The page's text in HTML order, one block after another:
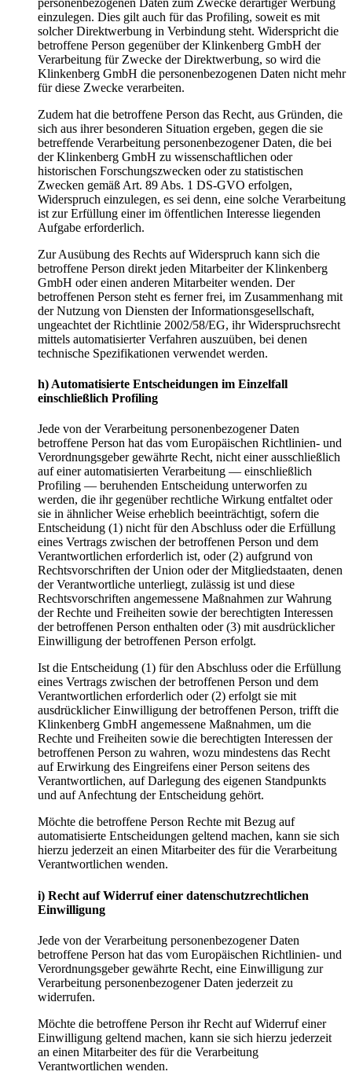
personenbezogenen Daten zum Zwecke derartiger Werbung
einzulegen. Dies gilt auch für das Profiling, soweit es mit
solcher Direktwerbung in Verbindung steht. Widerspricht die
betroffene Person gegenüber der Klinkenberg GmbH der
Verarbeitung für Zwecke der Direktwerbung, so wird die
Klinkenberg GmbH die personenbezogenen Daten nicht mehr
für diese Zwecke verarbeiten.
Zudem hat die betroffene Person das Recht, aus Gründen, die
sich aus ihrer besonderen Situation ergeben, gegen die sie
betreffende Verarbeitung personenbezogener Daten, die bei
der Klinkenberg GmbH zu wissenschaftlichen oder
historischen Forschungszwecken oder zu statistischen
Zwecken gemäß Art. 89 Abs. 1 DS-GVO erfolgen,
Widerspruch einzulegen, es sei denn, eine solche Verarbeitung
ist zur Erfüllung einer im öffentlichen Interesse liegenden
Aufgabe erforderlich.
Zur Ausübung des Rechts auf Widerspruch kann sich die
betroffene Person direkt jeden Mitarbeiter der Klinkenberg
GmbH oder einen anderen Mitarbeiter wenden. Der
betroffenen Person steht es ferner frei, im Zusammenhang mit
der Nutzung von Diensten der Informationsgesellschaft,
ungeachtet der Richtlinie 2002/58/EG, ihr Widerspruchsrecht
mittels automatisierter Verfahren auszuüben, bei denen
technische Spezifikationen verwendet werden.
h) Automatisierte Entscheidungen im Einzelfall
einschließlich Profiling
Jede von der Verarbeitung personenbezogener Daten
betroffene Person hat das vom Europäischen Richtlinien- und
Verordnungsgeber gewährte Recht, nicht einer ausschließlich
auf einer automatisierten Verarbeitung — einschließlich
Profiling — beruhenden Entscheidung unterworfen zu
werden, die ihr gegenüber rechtliche Wirkung entfaltet oder
sie in ähnlicher Weise erheblich beeinträchtigt, sofern die
Entscheidung (1) nicht für den Abschluss oder die Erfüllung
eines Vertrags zwischen der betroffenen Person und dem
Verantwortlichen erforderlich ist, oder (2) aufgrund von
Rechtsvorschriften der Union oder der Mitgliedstaaten, denen
der Verantwortliche unterliegt, zulässig ist und diese
Rechtsvorschriften angemessene Maßnahmen zur Wahrung
der Rechte und Freiheiten sowie der berechtigten Interessen
der betroffenen Person enthalten oder (3) mit ausdrücklicher
Einwilligung der betroffenen Person erfolgt.
Ist die Entscheidung (1) für den Abschluss oder die Erfüllung
eines Vertrags zwischen der betroffenen Person und dem
Verantwortlichen erforderlich oder (2) erfolgt sie mit
ausdrücklicher Einwilligung der betroffenen Person, trifft die
Klinkenberg GmbH angemessene Maßnahmen, um die
Rechte und Freiheiten sowie die berechtigten Interessen der
betroffenen Person zu wahren, wozu mindestens das Recht
auf Erwirkung des Eingreifens einer Person seitens des
Verantwortlichen, auf Darlegung des eigenen Standpunkts
und auf Anfechtung der Entscheidung gehört.
Möchte die betroffene Person Rechte mit Bezug auf
automatisierte Entscheidungen geltend machen, kann sie sich
hierzu jederzeit an einen Mitarbeiter des für die Verarbeitung
Verantwortlichen wenden.
i) Recht auf Widerruf einer datenschutzrechtlichen
Einwilligung
Jede von der Verarbeitung personenbezogener Daten
betroffene Person hat das vom Europäischen Richtlinien- und
Verordnungsgeber gewährte Recht, eine Einwilligung zur
Verarbeitung personenbezogener Daten jederzeit zu
widerrufen.
Möchte die betroffene Person ihr Recht auf Widerruf einer
Einwilligung geltend machen, kann sie sich hierzu jederzeit
an einen Mitarbeiter des für die Verarbeitung
Verantwortlichen wenden.